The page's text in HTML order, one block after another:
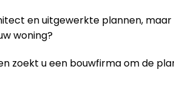
en uitgewerkte plannen,
woning?
zoekt u een bouwfirma om de